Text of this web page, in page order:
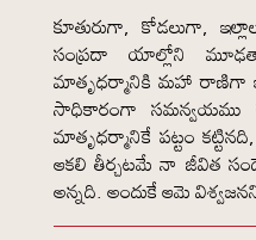
కూతురుగా, కోడలుగా,
సంప్రదా యాల్లోని
మాతృధర్మానికి మహా రాణిగా
సాధికారంగా సమన్వయము
మాతృధర్మానికే పట్టం
ఆకలి తీర్చటమే నా జీవిత
అన్నది. అందుకే ఆమె